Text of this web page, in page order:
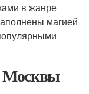
в жанре
магией
Москвы